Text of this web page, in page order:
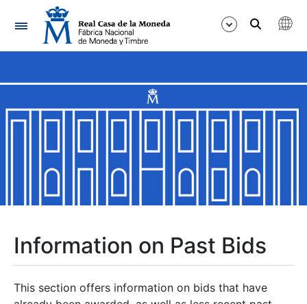
Navigation
Show/Hide
Show/Hide
Show/Hide
Information on Past Bids
This section offers information on bids that have